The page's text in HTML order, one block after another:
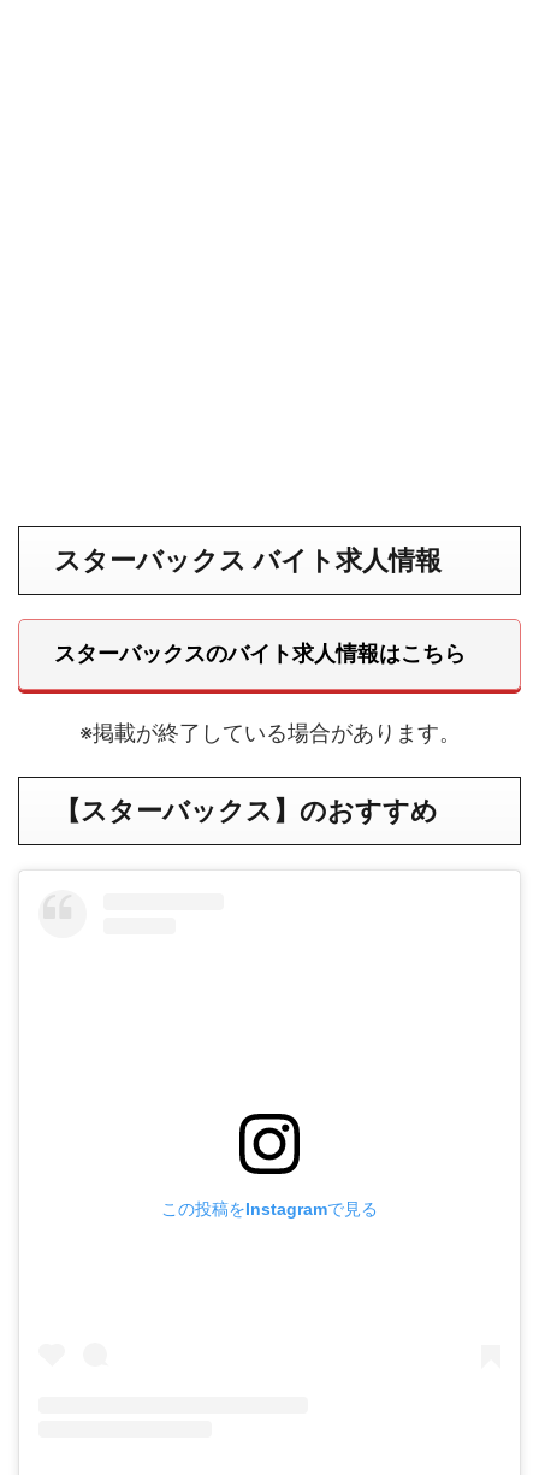
スターバックス バイト求人情報
スターバックスのバイト求人情報はこちら
※掲載が終了している場合があります。
【スターバックス】のおすすめ
この投稿をInstagramで見る